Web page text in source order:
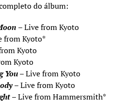
do álbum:
– Live from Kyoto
from Kyoto*
Kyoto
Kyoto
You– Live from Kyoto
– Live from Kyoto
– Live from Hammersmith*